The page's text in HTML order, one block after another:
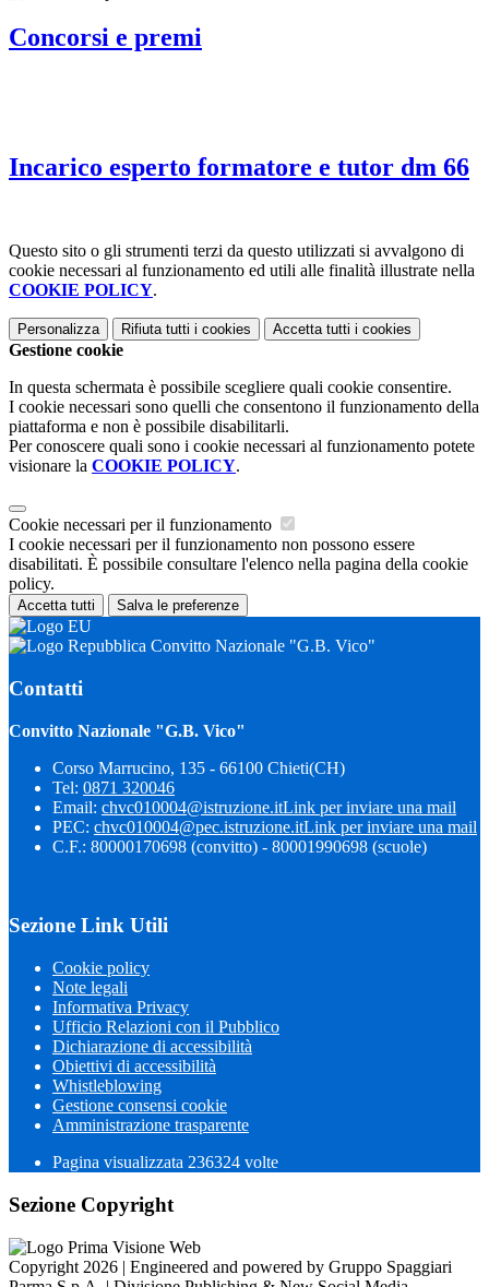
Concorsi e premi
Incarico esperto formatore e tutor dm 66
Questo sito o gli strumenti terzi da questo utilizzati si avvalgono di
cookie necessari al funzionamento ed utili alle finalità illustrate nella
COOKIE POLICY.
Personalizza Rifiuta tutti i cookies Accetta tutti i cookies
Gestione cookie
In questa schermata è possibile scegliere quali cookie consentire.
I cookie necessari sono quelli che consentono il funzionamento della
piattaforma e non è possibile disabilitarli.
Per conoscere quali sono i cookie necessari al funzionamento potete
visionare la COOKIE POLICY.
Cookie necessari per il funzionamento
I cookie necessari per il funzionamento non possono essere
disabilitati. È possibile consultare l'elenco nella pagina della cookie
policy.
Accetta tutti Salva le preferenze
Convitto Nazionale "G.B. Vico"
Contatti
Convitto Nazionale "G.B. Vico"
Corso Marrucino, 135 - 66100 Chieti(CH)
Tel: 0871 320046
Email: chvc010004@istruzione.itLink per inviare una mail
PEC: chvc010004@pec.istruzione.itLink per inviare una mail
C.F.: 80000170698 (convitto) - 80001990698 (scuole)
Sezione Link Utili
Cookie policy
Note legali
Informativa Privacy
Ufficio Relazioni con il Pubblico
Dichiarazione di accessibilità
Obiettivi di accessibilità
Whistleblowing
Gestione consensi cookie
Amministrazione trasparente
Pagina visualizzata 236324 volte
Sezione Copyright
Copyright 2026 | Engineered and powered by Gruppo Spaggiari